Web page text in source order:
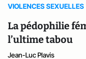
VIOLENCES SEXUELLES
La pédophilie
l’ultime tabou
Jean-Luc Plavis